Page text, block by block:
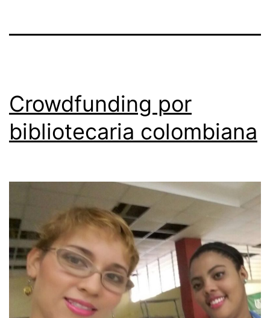
Crowdfunding por
bibliotecaria colombiana